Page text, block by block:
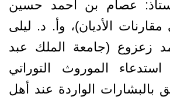
عصام بن أحمد حسين
الأديان)، وأ. د. ليلى
زعزوع (جامعة الملك عبد
الموروث التوراتي
بالبشارات الواردة عند أهل